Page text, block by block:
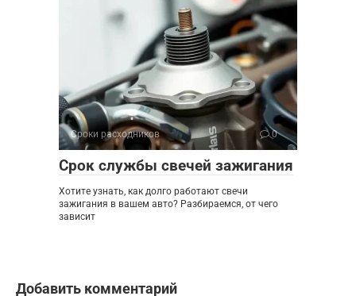
Сроки расходников 0
Срок службы свечей зажигания
Хотите узнать, как долго работают свечи
зажигания в вашем авто? Разбираемся, от чего
зависит
Добавить комментарий